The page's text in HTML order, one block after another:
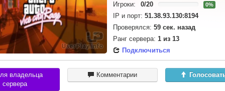
Игроки:
0/20 0%
IP и порт: 51.38.93.130:8194
Проверялся: 59 сек. назад
Ранг сервера: 1 из 13
Подключиться
владельца
сервера
Комментарии